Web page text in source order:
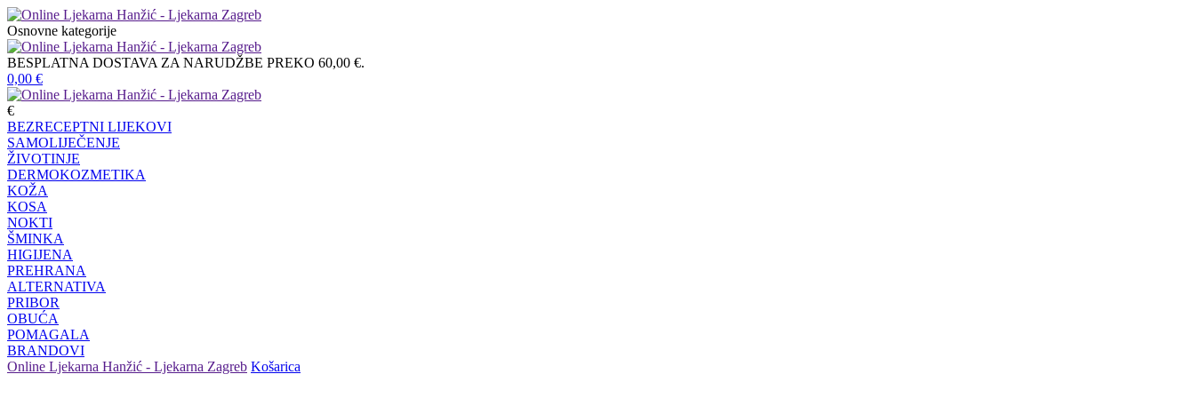
Osnovne kategorije
BESPLATNA DOSTAVA ZA NARUDŽBE PREKO 60,00 €.
0,00 €
€
BEZRECEPTNI LIJEKOVI
SAMOLIJEČENJE
ŽIVOTINJE
DERMOKOZMETIKA
KOŽA
KOSA
NOKTI
ŠMINKA
HIGIJENA
PREHRANA
ALTERNATIVA
PRIBOR
OBUĆA
POMAGALA
BRANDOVI
Online Ljekarna Hanžić - Ljekarna Zagreb Košarica